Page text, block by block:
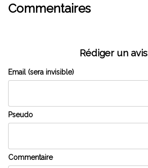
Commentaires
Rédiger un avis
Email (sera invisible)
Pseudo
Commentaire